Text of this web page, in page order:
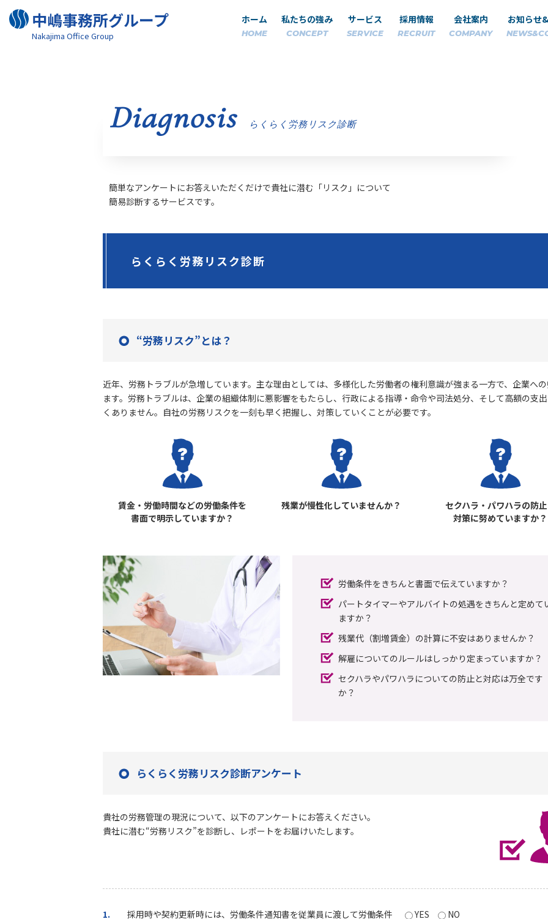
中嶋事務所グループ
Nakajima Oﬃce Group
ホーム
HOME
私たちの強み
CONCEPT
サービス
SERVICE
採用情報
RECRUIT
会社案内
COMPANY
お知らせ
Diagnosis らくらく労務リスク診断
簡単なアンケートにお答えいただくだけで貴社に潜む「リスク」について
簡易診断するサービスです。
らくらく労務リスク診断
“労務リスク”とは？
近年、労務トラブルが急増しています。主な理由としては、多様化した労働者の権利意識が強まる一方で、企業へ
ます。労務トラブルは、企業の組織体制に悪影響をもたらし、行政による指導・命令や司法処分、そして高額の支
くありません。自社の労務リスクを一刻も早く把握し、対策していくことが必要です。
賃金・労働時間などの労働条件を
書面で明示していますか？
残業が慢性化していませんか？
セクハラ・パワハラの防
対策に努めていますか？
労働条件をきちんと書面で伝えていますか？
パートタイマーやアルバイトの処遇をきちんと定めて
ますか？
残業代（割増賃金）の計算に不安はありませんか？
解雇についてのルールはしっかり定まっていますか？
セクハラやパワハラについての防止と対応は万全です
か？
らくらく労務リスク診断アンケート
貴社の労務管理の現況について、以下のアンケートにお答えください。
貴社に潜む“労務リスク”を診断し、レポートをお届けいたします。
1.
採用時や契約更新時には、労働条件通知書を従業員に渡して労働条件
YES NO